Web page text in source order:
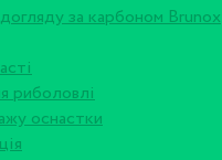
за карбоном Brunox
риболовлі
оснастки